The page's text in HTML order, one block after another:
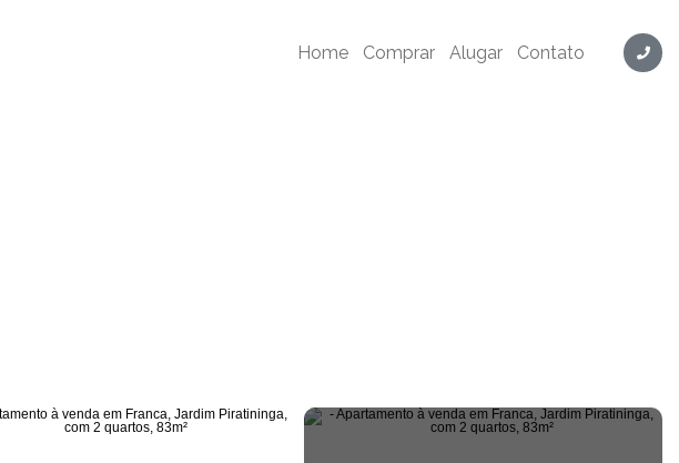
Home Comprar Alugar Contato